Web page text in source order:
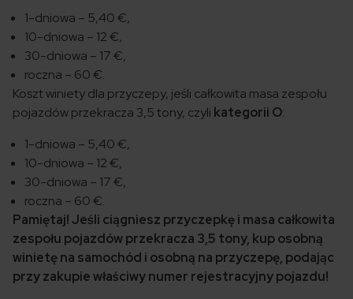
1-dniowa – 5,40 €,
10-dniowa – 12 €,
30-dniowa – 17 €,
roczna – 60 €.
Koszt winiety dla przyczepy, jeśli całkowita masa zespołu
pojazdów przekracza 3,5 tony, czyli kategorii O:
1-dniowa – 5,40 €,
10-dniowa – 12 €,
30-dniowa – 17 €,
roczna – 60 €.
Pamiętaj! Jeśli ciągniesz przyczepkę i masa całkowita
zespołu pojazdów przekracza 3,5 tony, kup osobną
winietę na samochód i osobną na przyczepę, podając
przy zakupie właściwy numer rejestracyjny pojazdu!